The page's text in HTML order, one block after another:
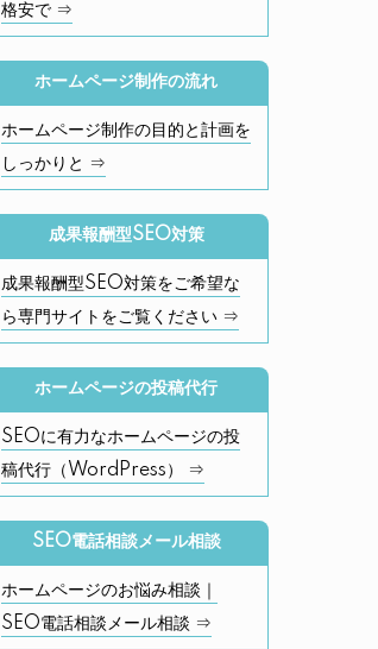
格安で ⇒
ホームページ制作の流れ
ホームページ制作の目的と計画を
しっかりと ⇒
成果報酬型SEO対策
成果報酬型SEO対策をご希望な
ら専門サイトをご覧ください ⇒
ホームページの投稿代行
SEOに有力なホームページの投
稿代行（WordPress） ⇒
SEO電話相談メール相談
ホームページのお悩み相談｜
SEO電話相談メール相談 ⇒